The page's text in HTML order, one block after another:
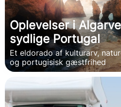
Oplevelser i
sydlige Portugal
Et eldorado af kulturarv,
og portugisisk gæstfrihed